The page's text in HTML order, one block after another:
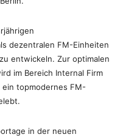
dezentralen FM-Einheiten
entwickeln. Zur optimalen
im Bereich Internal Firm
ein topmodernes FM-
in der neuen